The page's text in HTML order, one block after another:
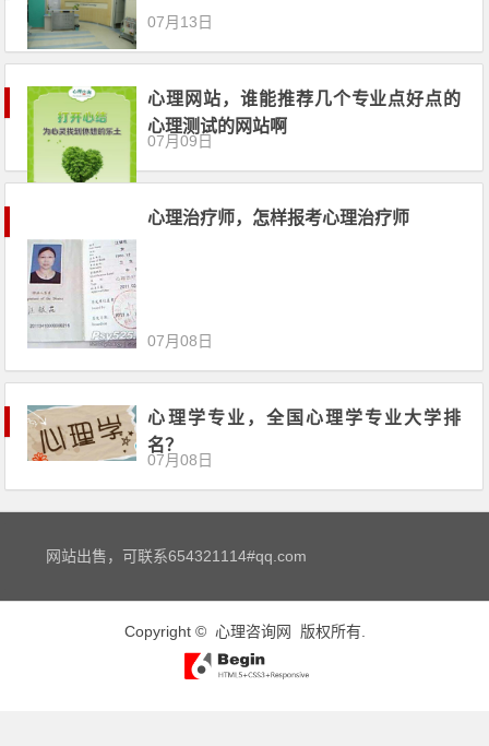
07月13日
心理网站，谁能推荐几个专业点好点的
心理测试的网站啊
07月09日
心理治疗师，怎样报考心理治疗师
07月08日
心理学专业，全国心理学专业大学排
名？
07月08日
网站出售，可联系654321114#qq.com
Copyright © 心理咨询网 版权所有.